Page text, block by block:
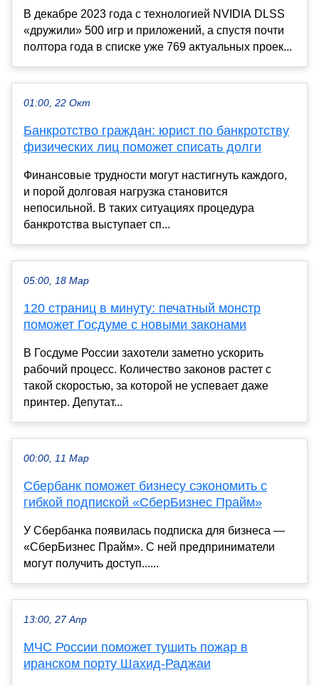
В декабре 2023 года с технологией NVIDIA DLSS
«дружили» 500 игр и приложений, а спустя почти
полтора года в списке уже 769 актуальных проек...
01:00, 22 Окт
Банкротство граждан: юрист по банкротству
физических лиц поможет списать долги
Финансовые трудности могут настигнуть каждого,
и порой долговая нагрузка становится
непосильной. В таких ситуациях процедура
банкротства выступает сп...
05:00, 18 Мар
120 страниц в минуту: печатный монстр
поможет Госдуме с новыми законами
В Госдуме России захотели заметно ускорить
рабочий процесс. Количество законов растет с
такой скоростью, за которой не успевает даже
принтер. Депутат...
00:00, 11 Мар
Сбербанк поможет бизнесу сэкономить с
гибкой подпиской «СберБизнес Прайм»
У Сбербанка появилась подписка для бизнеса —
«СберБизнес Прайм». С ней предприниматели
могут получить доступ......
13:00, 27 Апр
МЧС России поможет тушить пожар в
иранском порту Шахид-Раджаи